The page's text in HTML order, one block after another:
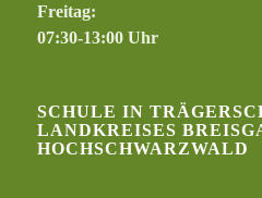
Freitag:
07:30-13:00 Uhr
SCHULE IN
LANDKREISES
HOCHSCHWARZWALD